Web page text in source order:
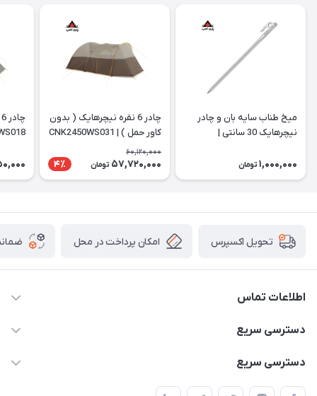
میخ طناب سایه بان و چادر
نیچرهایک 30 سانتی |
1,000,000 تومان
چادر 6 نفره نیچرهایک ( بدون
کاور حمل ) | CNK2450WS031
60,120,000
57,720,000 تومان 4٪
تحویل اکسپرس امکان پرداخت در محل
اطلاعات تماس
02166456492 - 09121933405
دسترسی سریع
خرید کیسه خواب
دسترسی سریع
چادر سرخپوستی